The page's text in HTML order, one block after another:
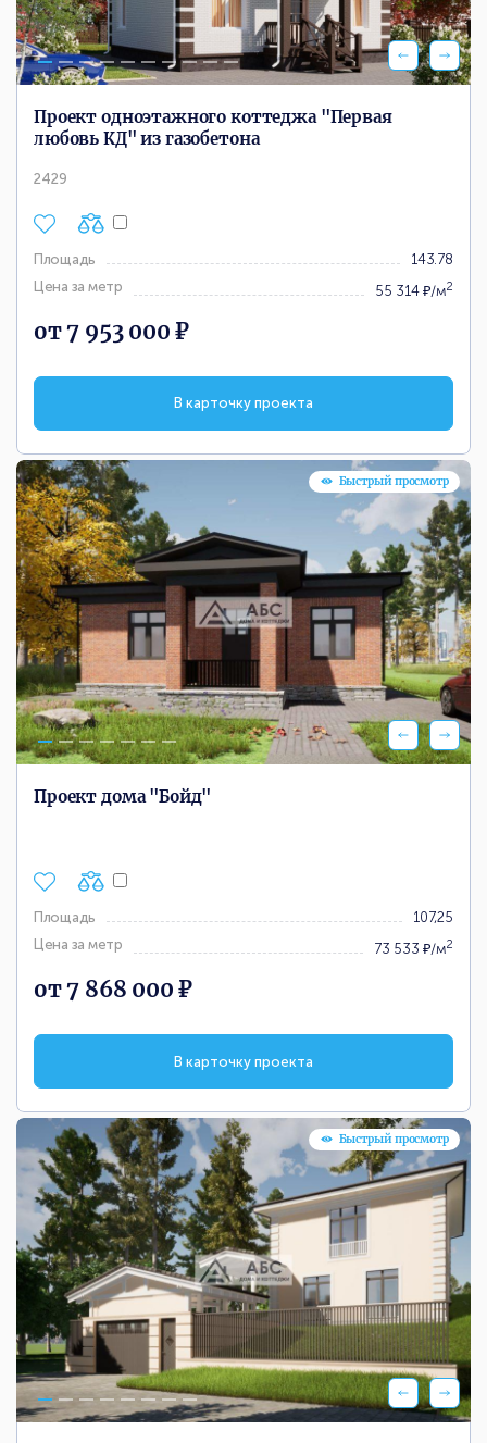
Проект одноэтажного коттеджа "Первая
любовь КД" из газобетона
2429
Площадь
143.78
Цена за метр
55 314 ₽/м2
от 7 953 000 ₽
В карточку проекта
Проект дома "Бойд"
Площадь
107,25
Цена за метр
73 533 ₽/м2
Быстрый просмотр
от 7 868 000 ₽
В карточку проекта
Быстрый просмотр